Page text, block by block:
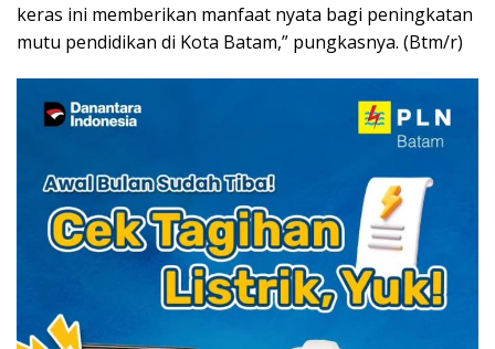
keras ini memberikan manfaat nyata bagi peningkatan
mutu pendidikan di Kota Batam,” pungkasnya. (Btm/r)